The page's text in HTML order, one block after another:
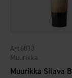
Muurikka
6813